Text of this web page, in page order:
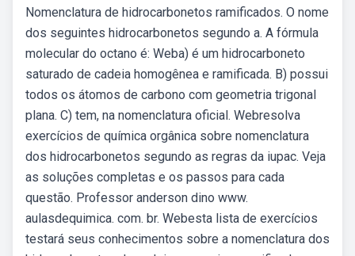
Nomenclatura de hidrocarbonetos ramificados. O nome
dos seguintes hidrocarbonetos segundo a. A fórmula
molecular do octano é: Weba) é um hidrocarboneto
saturado de cadeia homogênea e ramificada. B) possui
todos os átomos de carbono com geometria trigonal
plana. C) tem, na nomenclatura oficial. Webresolva
exercícios de química orgânica sobre nomenclatura
dos hidrocarbonetos segundo as regras da iupac. Veja
as soluções completas e os passos para cada
questão. Professor anderson dino www.
aulasdequimica. com. br. Webesta lista de exercícios
testará seus conhecimentos sobre a nomenclatura dos